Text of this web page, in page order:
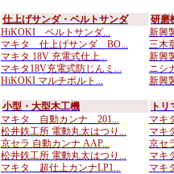
仕上げサンダ・ベルトサンダ
HiKOKI ベルトサンダ...
マキタ 仕上げサンダ BO...
マキタ 18V 充電式仕上...
マキタ18V充電式防じんミ...
HiKOKI マルチボルト...
研磨
新興
三木
新興
ニシ
新興
小型・大型木工機
マキタ 自動カンナ 201...
松井鉄工所 電動丸太はつり...
京セラ 自動カンナ AAP...
松井鉄工所 電動丸太はつり...
マキタ 超仕上カンナLP1...
ト
マキ
マキ
京セ
マキ
マキ